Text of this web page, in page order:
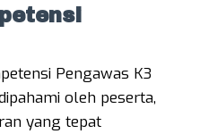
Pengawas K3
oleh peserta,
yang tepat